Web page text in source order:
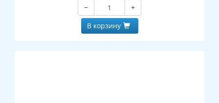
−
+
В корзину